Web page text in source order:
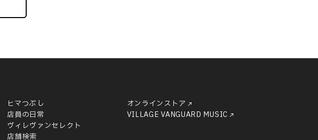
ヒマつぶし
店員の日常
ヴィレヴァンセレクト
店舗検索
オンラインストア
VILLAGE VANGUARD MUSIC